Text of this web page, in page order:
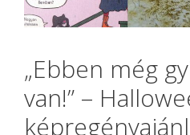
„Ebben még
van!” –